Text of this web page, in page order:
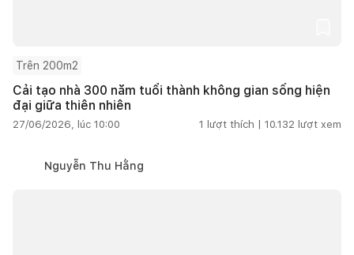
Trên 200m2
Cải tạo nhà 300 năm tuổi thành không gian sống hiện
đại giữa thiên nhiên
27/06/2026, lúc 10:00 1 lượt thích | 10.132 lượt xem
Nguyễn Thu Hằng